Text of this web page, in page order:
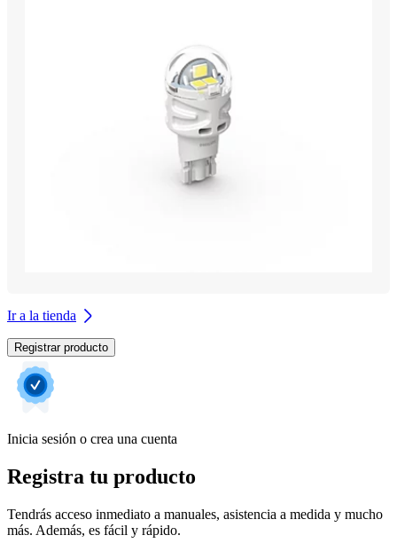
Ir a la tienda
Registrar producto
Inicia sesión o crea una cuenta
Registra tu producto
Tendrás acceso inmediato a manuales, asistencia a medida y mucho
más. Además, es fácil y rápido.